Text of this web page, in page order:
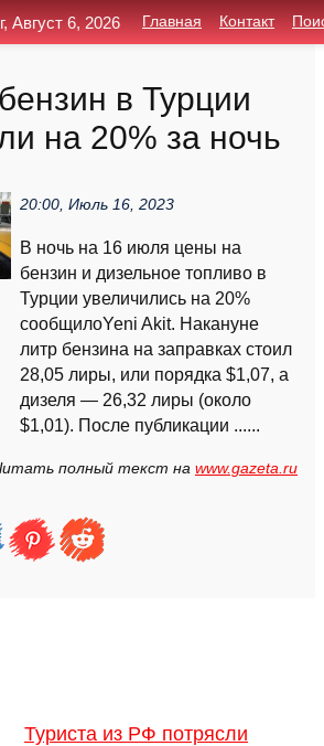
в Турции
на 20% за ночь
20:00, Июль 16, 2023
В ночь на 16 июля цены на
бензин и дизельное топливо в
Турции увеличились на 20%
сообщилоYeni Akit. Накануне
литр бензина на заправках стоил
28,05 лиры, или порядка $1,07, а
дизеля — 26,32 лиры (около
$1,01). После публикации ......
полный текст на www.gazeta.ru
Туриста из РФ потрясли
Август 6, 2026 Главная Контакт